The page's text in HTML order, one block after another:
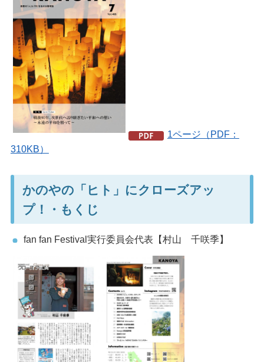
1ページ（PDF：
310KB）
かのやの「ヒト」にクローズアッ
プ！・もくじ
fan fan Festival実行委員会代表【村山 千咲季】